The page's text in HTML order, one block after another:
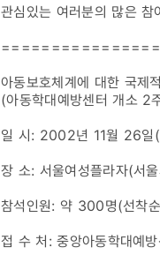
관심있는 여러분의 많은 참
아동보호체계에 대한 국제
(아동학대예방센터 개소 2
일 시: 2002년 11월 26일
장 소: 서울여성플라자(
참석인원: 약 300명(선착
접 수 처: 중앙아동학대예